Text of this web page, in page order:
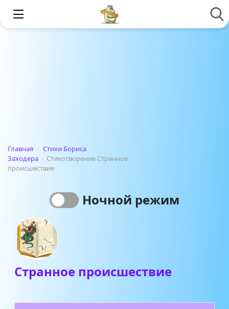
Главная › Стихи Бориса
Заходера › Стихотворение Странное
происшествие
Ночной режим
Странное происшествие